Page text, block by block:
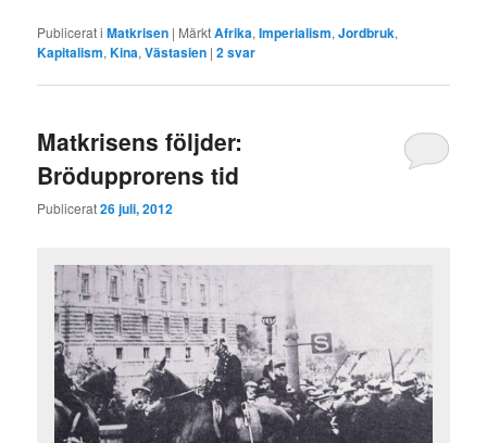
Publicerat i Matkrisen | MärktAfrika,Imperialism,Jordbruk,
Kapitalism,Kina,Västasien |2svar
Matkrisens följder:
Brödupprorens tid
Publicerat26 juli, 2012